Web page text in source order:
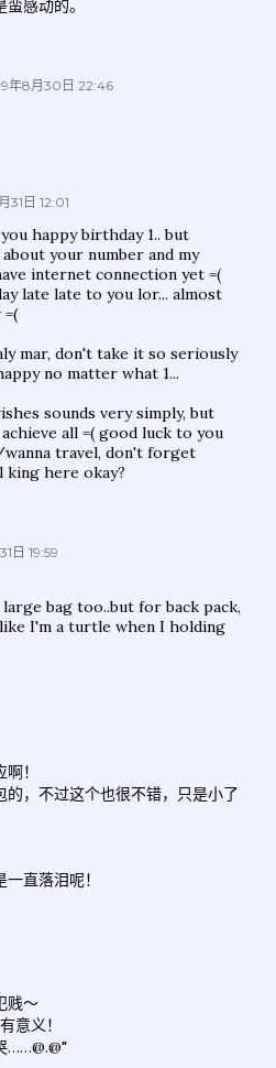
感动的。
年8月30日 22:46
日 12:01
happy birthday 1.. but
your number and my
internet connection yet =(
late late to you lor... almost
mar, don't take it so seriously
no matter what 1...
sounds very simply, but
all =( good luck to you
wanna travel, don't forget
here okay?
日 19:59
bag too..but for back pack,
I'm a turtle when I holding
！
的，不过这个也很不错，只是小了
直落泪呢！
贱～
意义！
……@.@"